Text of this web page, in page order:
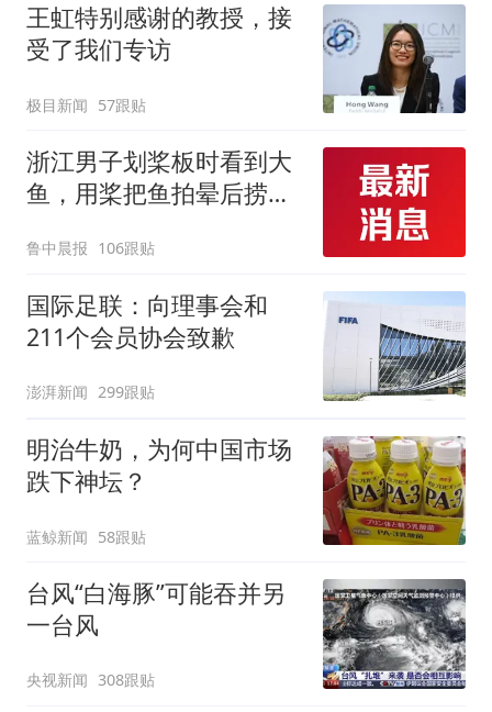
王虹特别感谢的教授，接
受了我们专访
极目新闻 57跟贴
浙江男子划桨板时看到大
鱼，用桨把鱼拍晕后捞
两，做成红烧辣子鱼块，
味道很好
鲁中晨报 106跟贴
国际足联：向理事会和
211个会员协会致歉
澎湃新闻 299跟贴
明治牛奶，为何中国市场
跌下神坛？
蓝鲸新闻 58跟贴
台风“白海豚”可能吞并另
一台风
央视新闻 308跟贴